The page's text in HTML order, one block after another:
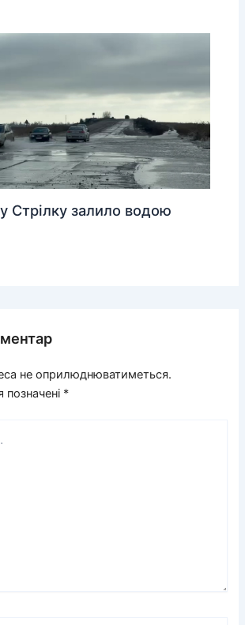
Стрілку залило водою
не оприлюднюватиметься.
позначені *